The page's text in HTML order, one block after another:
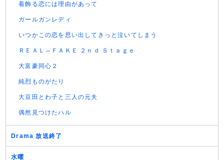
着飾る恋には理由があって
ガールガンレディ
いつかこの恋を思い出してきっと泣いてしまう
ＲＥＡＬ⇔ＦＡＫＥ ２ｎｄ Ｓｔａｇｅ
大富豪同心２
純烈ものがたり
大豆田とわ子と三人の元夫
偶然見つけたハル
Drama 放送終了
水曜